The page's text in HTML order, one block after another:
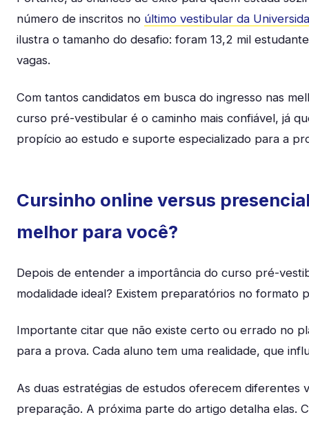
número de inscritos no último vestibular da
ilustra o tamanho do desafio: foram 13,2 mil
vagas.
Com tantos candidatos em busca do ingresso nas
curso pré-vestibular é o caminho mais confiável, já
propício ao estudo e suporte especializado para a
Cursinho online versus
melhor para você?
Depois de entender a importância do curso pré-
modalidade ideal? Existem preparatórios no formato
Importante citar que não existe certo ou errado no
para a prova. Cada aluno tem uma realidade, que
As duas estratégias de estudos oferecem diferentes
preparação. A próxima parte do artigo detalha elas.